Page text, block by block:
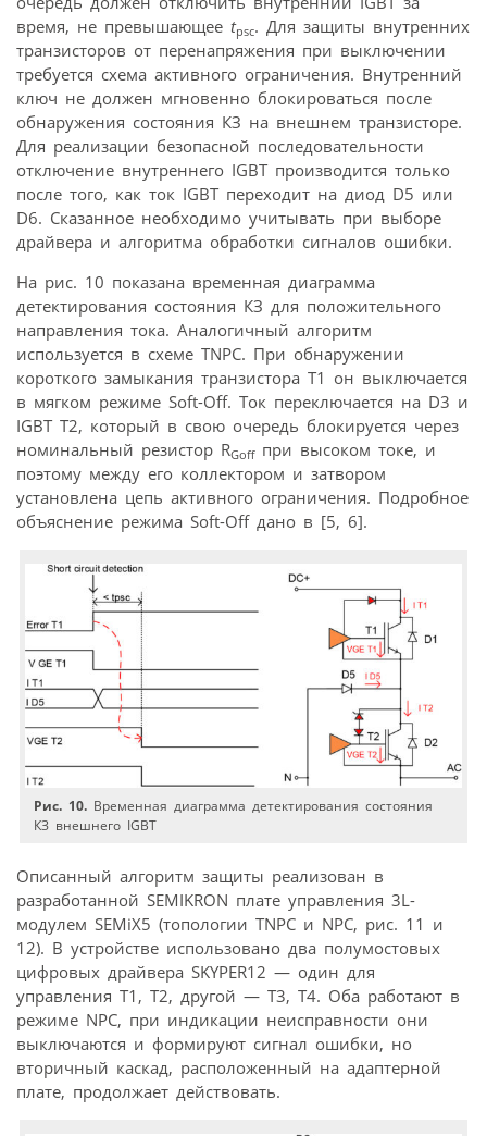
время, не превышающее tpsc. Для защиты внутренних
транзисторов от перенапряжения при выключении
требуется схема активного ограничения. Внутренний
ключ не должен мгновенно блокироваться после
обнаружения состояния КЗ на внешнем транзисторе.
Для реализации безопасной последовательности
отключение внутреннего IGBT производится только
после того, как ток IGBT переходит на диод D5 или
D6. Сказанное необходимо учитывать при выборе
драйвера и алгоритма обработки сигналов ошибки.
На рис. 10 показана временная диаграмма
детектирования состояния КЗ для положительного
направления тока. Аналогичный алгоритм
используется в схеме TNPC. При обнаружении
короткого замыкания транзистора Т1 он выключается
в мягком режиме Soft-Off. Ток переключается на D3 и
IGBT T2, который в свою очередь блокируется через
номинальный резистор RGoffпри высоком токе, и
поэтому между его коллектором и затвором
установлена цепь активного ограничения. Подробное
объяснение режима Soft-Off дано в [5, 6].
Рис. 10. Временная диаграмма детектирования состояния
КЗ внешнего IGBT
Описанный алгоритм защиты реализован в
разработанной SEMIKRON плате управления 3L-
модулем SEMiX5 (топологии TNPC и NPC, рис. 11 и
12). В устройстве использовано два полумостовых
цифровых драйвера SKYPER12 — один для
управления T1, T2, другой — T3, T4. Оба работают в
режиме NPC, при индикации неисправности они
выключаются и формируют сигнал ошибки, но
вторичный каскад, расположенный на адаптерной
плате, продолжает действовать.